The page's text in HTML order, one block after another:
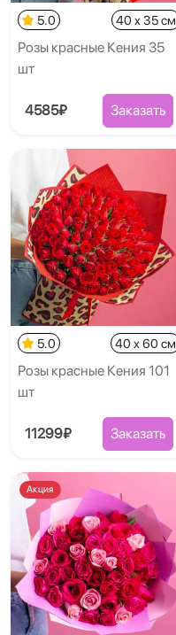
5.0 40 x 35 см
Розы красные Кения 35
шт
4585₽ Заказать
5.0 40 x 60 см
Розы красные Кения 101
шт
11299₽ Заказать
Акция